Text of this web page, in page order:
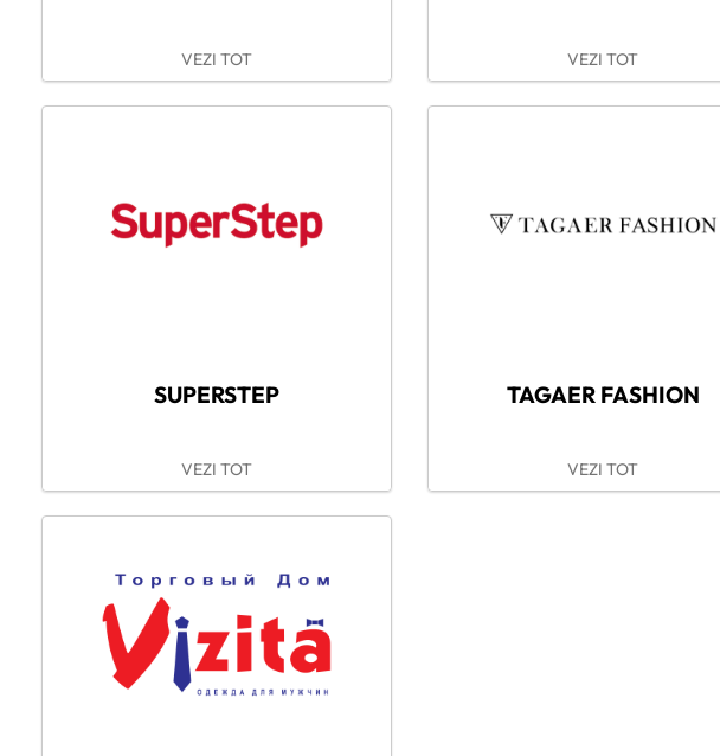
VEZI TOT VEZI TOT
SUPERSTEP
VEZI TOT
TAGAER FASHION
VEZI TOT